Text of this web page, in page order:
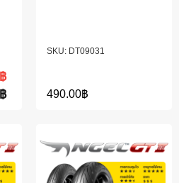
฿
฿
DT09031
490.00฿